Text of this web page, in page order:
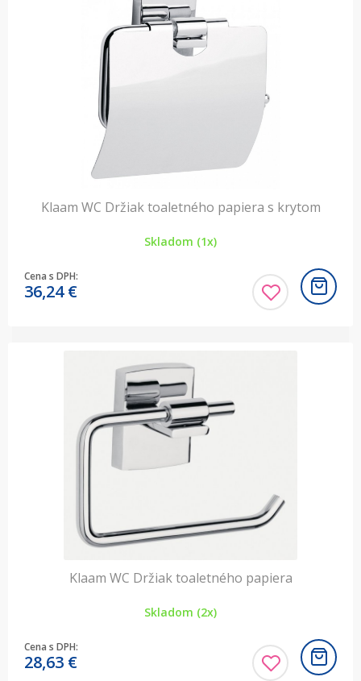
Klaam WC Držiak toaletného papiera s krytom
Skladom (1x)
Cena s DPH:
36,24€
Klaam WC Držiak toaletného papiera
Skladom (2x)
Cena s DPH:
28,63 €